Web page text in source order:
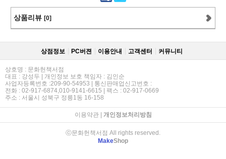
상품리뷰 [0]
상점정보 PC버젼 이용안내 고객센터 커뮤니티
상호명 : 문화헌책서점
대표 : 강성두 | 개인정보 보호 책임자 : 김인순
사업자등록번호 :209-90-54953 | 통신판매업신고번호 :
전화 : 02-917-6874,010-9141-6615 | 팩스 : 02-917-0669
주소 : 서울시 성북구 정릉1동 16-158
이용약관| 개인정보처리방침
ⓒ문화헌책서점 All rights reserved.
MakeShop